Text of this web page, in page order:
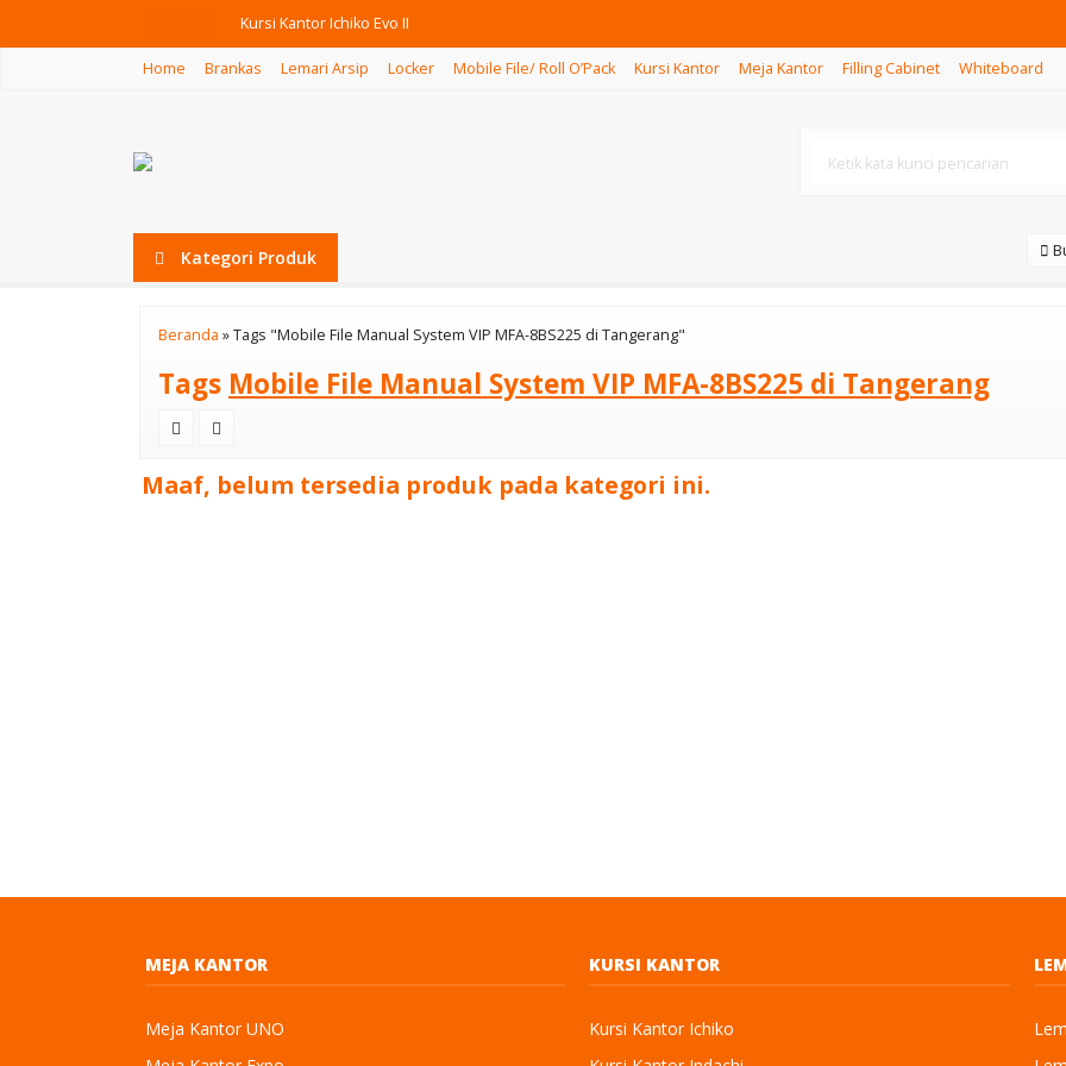
Kursi Kantor Ichiko Evo II
Nakajima Lemari Locker 4 Pintu Kombinasi NK-104L
Brankas Daichiban DS 804 A (Alarm)
Home Brankas Lemari Arsip Locker Mobile File/ Roll O’Pack Kursi Kantor Meja Kantor Filling Cabinet Whiteboard
Kategori Produk
Beranda »Tags "Mobile File Manual System VIP MFA-8BS225 di Tangerang"
Tags Mobile File Manual System VIP MFA-8BS225 di Tangerang
Maaf, belum tersedia produk pada kategori ini.
MEJA KANTOR
Meja Kantor UNO
KURSI KANTOR
Kursi Kantor Ichiko